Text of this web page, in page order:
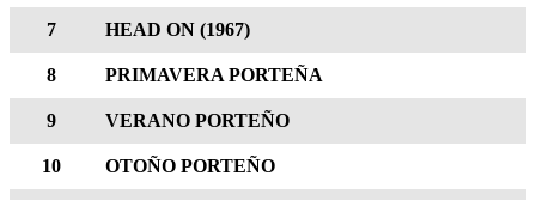
7 HEAD ON (1967)
8 PRIMAVERA PORTEÑA
9 VERANO PORTEÑO
10 OTOÑO PORTEÑO